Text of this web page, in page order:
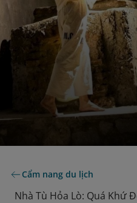
Cẩm nang du lịch
Nhà Tù Hỏa Lò: Quá Khứ